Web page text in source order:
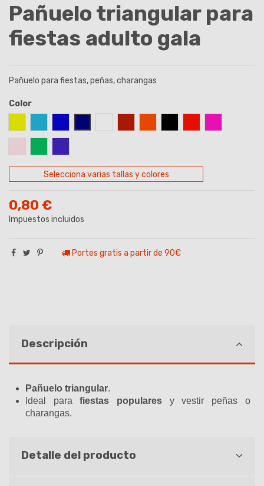
Pañuelo triangular para
fiestas adulto gala
Pañuelo para fiestas, peñas, charangas
Color
Selecciona varias tallas y colores
0,80 €
Impuestos incluidos
Portes gratis a partir de 90€
Descripción
Pañuelo triangular.
Ideal parafiestas populares y vestir peñas o
charangas.
Detalle del producto